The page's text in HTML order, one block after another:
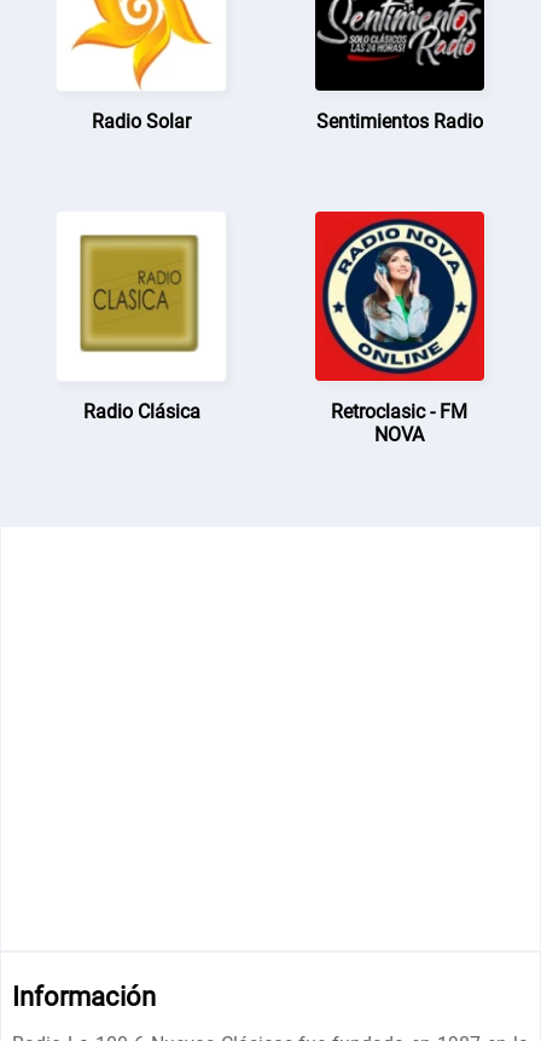
Radio Solar Sentimientos Radio
Radio Clásica
Retroclasic - FM
NOVA
Información